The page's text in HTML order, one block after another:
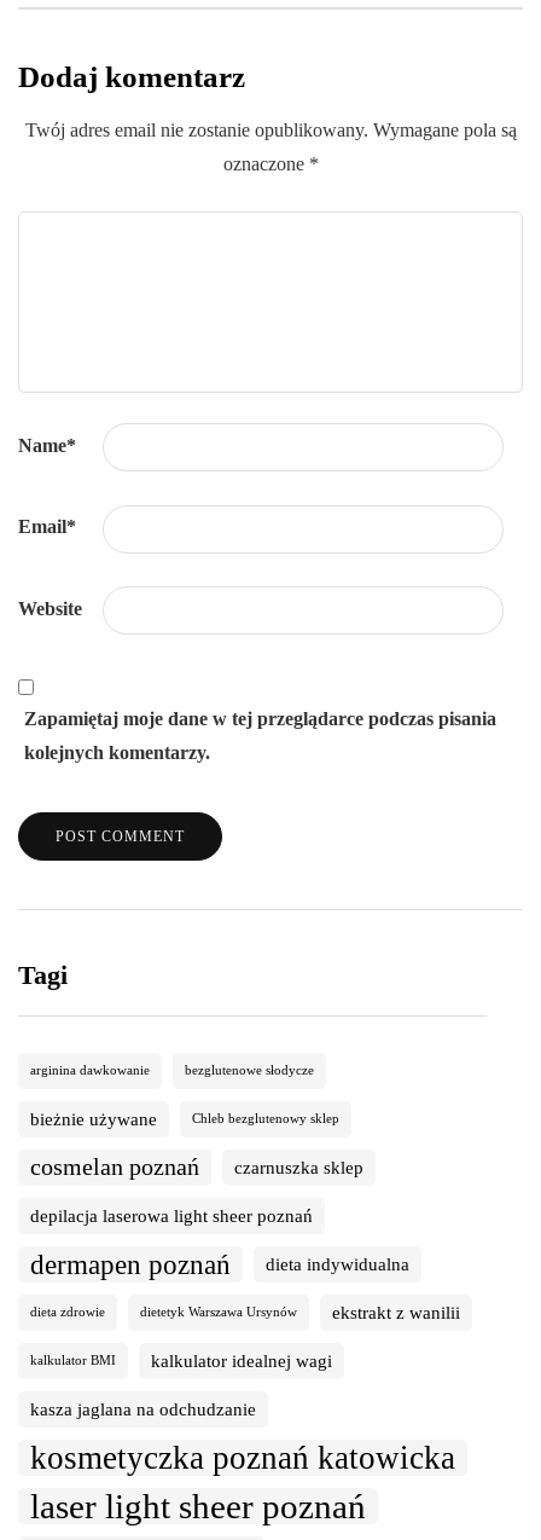
Dodaj komentarz
Twój adres email nie zostanie opublikowany. Wymagane pola są
oznaczone *
Name*
Email*
Website
Zapamiętaj moje dane w tej przeglądarce podczas pisania
kolejnych komentarzy.
Tagi
arginina dawkowanie bezglutenowe słodycze
bieżnie używane Chleb bezglutenowy sklep
cosmelan poznań czarnuszka sklep
depilacja laserowa light sheer poznań
dermapen poznań dieta indywidualna
dieta zdrowie dietetyk Warszawa Ursynów ekstrakt z wanilii
kalkulator BMI kalkulator idealnej wagi
kasza jaglana na odchudzanie
kosmetyczka poznań katowicka
laser light sheer poznań